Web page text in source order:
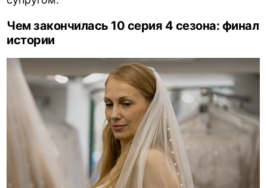
Чем закончилась 10 серия 4 сезона: финал
истории